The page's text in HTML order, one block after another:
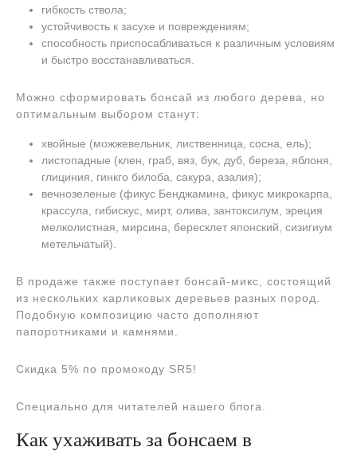
гибкость ствола;
устойчивость к засухе и повреждениям;
способность приспосабливаться к различным условиям
и быстро восстанавливаться.
Можно сформировать бонсай из любого дерева, но
оптимальным выбором станут:
хвойные (можжевельник, лиственница, сосна, ель);
листопадные (клен, граб, вяз, бук, дуб, береза, яблоня,
глициния, гинкго билоба, сакура, азалия);
вечнозеленые (фикус Бенджамина, фикус микрокарпа,
крассула, гибискус, мирт, олива, зантоксилум, эреция
мелколистная, мирсина, бересклет японский, сизигиум
метельчатый).
В продаже также поступает бонсай-микс, состоящий
из нескольких карликовых деревьев разных пород.
Подобную композицию часто дополняют
папоротниками и камнями.
Скидка 5% по промокоду SR5!
Специально для читателей нашего блога.
Как ухаживать за бонсаем в